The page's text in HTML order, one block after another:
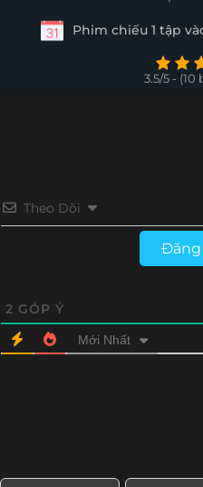
Tập 7
Phim chiếu 1 tập
3.5/5 -
Theo Dõi
Đăng
2 GÓP Ý
Mới Nhất